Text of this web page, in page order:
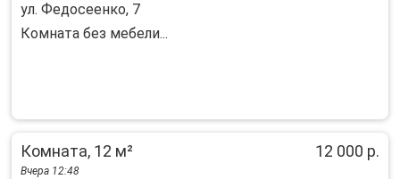
ул. Федосеенко, 7
Комната без мебели...
Комната, 12 м² 12 000 р.
Вчера 12:48